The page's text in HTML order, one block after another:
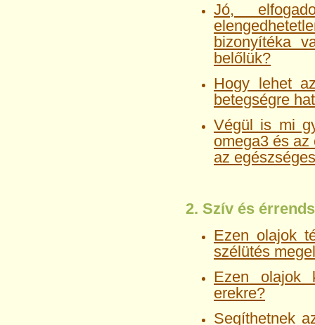
Jó,
bizonyítéka
belőlük?
Hogy lehet
betegségre
Végül is mi
omega3 és
az
2. Szív és
Ezen olajok
szélütés
Ezen olajok
erekre?
Segíthetnek